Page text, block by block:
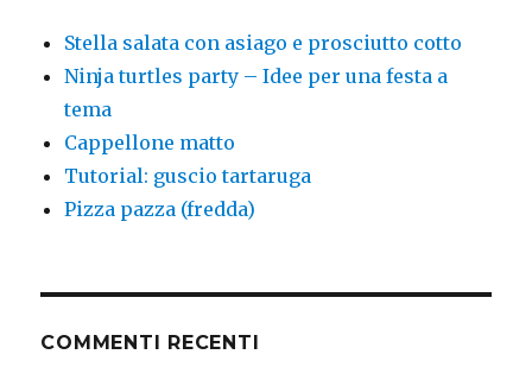
Stella salata con asiago e prosciutto cotto
Ninja turtles party – Idee per una festa a
tema
Cappellone matto
Tutorial: guscio tartaruga
Pizza pazza (fredda)
COMMENTI RECENTI